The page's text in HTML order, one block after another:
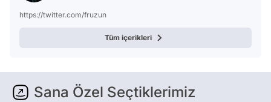
https://twitter.com/fruzun
Tüm içerikleri
Sana Özel Seçtiklerimiz